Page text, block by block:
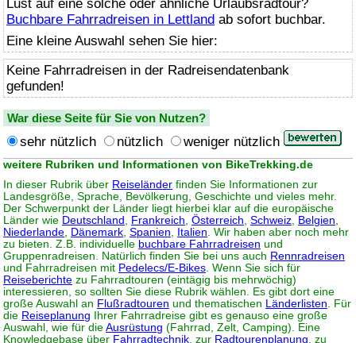
Lust auf eine solche oder ähnliche Urlaubsradtour?
Buchbare Fahrradreisen in Lettland ab sofort buchbar.
Eine kleine Auswahl sehen Sie hier:
Keine Fahrradreisen in der Radreisendatenbank
gefunden!
War diese Seite für Sie von Nutzen?
sehr nützlich nützlich weniger nützlich
weitere Rubriken und Informationen von BikeTrekking.de
In dieser Rubrik über Reiseländer finden Sie Informationen zur
Landesgröße, Sprache, Bevölkerung, Geschichte und vieles mehr.
Der Schwerpunkt der Länder liegt hierbei klar auf die europäische
Länder wie Deutschland , Frankreich, Österreich, Schweiz, Belgien,
Niederlande, Dänemark, Spanien, Italien. Wir haben aber noch mehr
zu bieten. Z.B. individuelle buchbare Fahrradreisen und
Gruppenradreisen. Natürlich finden Sie bei uns auch Rennradreisen
und Fahrradreisen mit Pedelecs/E-Bikes. Wenn Sie sich für
Reiseberichte zu Fahrradtouren (eintägig bis mehrwöchig)
interessieren, so sollten Sie diese Rubrik wählen. Es gibt dort eine
große Auswahl an Flußradtouren und thematischen Länderlisten. Für
die Reiseplanung Ihrer Fahrradreise gibt es genauso eine große
Auswahl, wie für die Ausrüstung (Fahrrad, Zelt, Camping). Eine
Knowledgebase über Fahrradtechnik, zur Radtourenplanung, zu